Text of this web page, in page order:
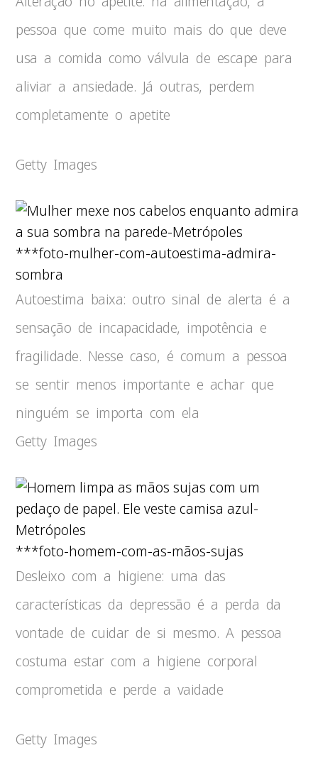
pessoa que come muito mais do que deve
usa a comida como válvula de escape para
aliviar a ansiedade. Já outras, perdem
completamente o apetite
Getty Images
***foto-mulher-com-autoestima-admira-
sombra
Autoestima baixa: outro sinal de alerta é a
sensação de incapacidade, impotência e
fragilidade. Nesse caso, é comum a pessoa
se sentir menos importante e achar que
ninguém se importa com ela
Getty Images
***foto-homem-com-as-mãos-sujas
Desleixo com a higiene: uma das
características da depressão é a perda da
vontade de cuidar de si mesmo. A pessoa
costuma estar com a higiene corporal
comprometida e perde a vaidade
Getty Images